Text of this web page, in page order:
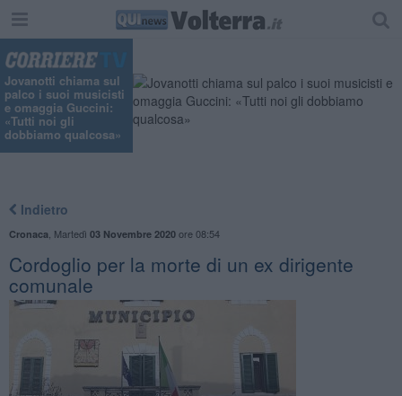
Jovanotti chiama sul
palco i suoi musicisti
e omaggia Guccini:
«Tutti noi gli
dobbiamo qualcosa»
Indietro
Cronaca Martedì 03 Novembre 2020ore 08:54
Cordoglio per la morte di un ex dirigente
comunale